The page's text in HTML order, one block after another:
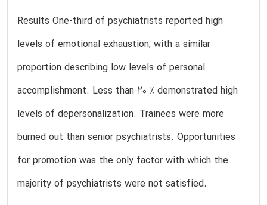
Results One-third of psychiatrists reported high
levels of emotional exhaustion, with a similar
proportion describing low levels of personal
accomplishment. Less than 20 % demonstrated high
levels of depersonalization. Trainees were more
burned out than senior psychiatrists. Opportunities
for promotion was the only factor with which the
majority of psychiatrists were not satisfied.